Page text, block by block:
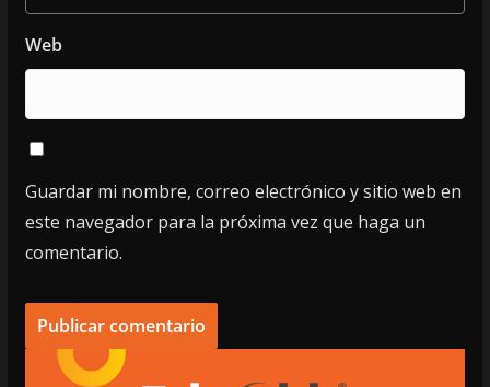
Web
Guardar mi nombre, correo electrónico y sitio web en
este navegador para la próxima vez que haga un
comentario.